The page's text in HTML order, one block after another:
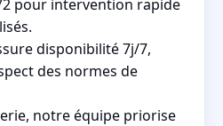
pour intervention rapide
disponibilité 7j/7,
des normes de
notre équipe priorise